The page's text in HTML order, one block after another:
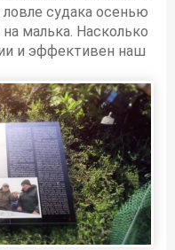
ловле судака осенью
малька. Насколько
и эффективен наш